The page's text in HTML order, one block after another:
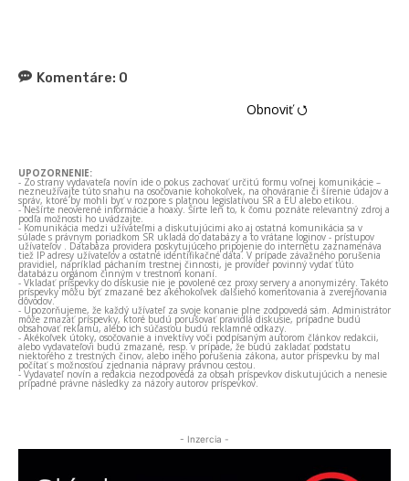
Komentáre: 0
Obnoviť ⭯
UPOZORNENIE:
- Zo strany vydavateľa novín ide o pokus zachovať určitú formu voľnej komunikácie –
nezneužívajte túto snahu na osočovanie kohokoľvek, na ohováranie či šírenie údajov a
správ, ktoré by mohli byť v rozpore s platnou legislatívou SR a EÚ alebo etikou.
- Nešírte neoverené informácie a hoaxy. Šírte len to, k čomu poznáte relevantný zdroj a
podľa možnosti ho uvádzajte.
- Komunikácia medzi užívateľmi a diskutujúcimi ako aj ostatná komunikácia sa v
súlade s právnym poriadkom SR ukladá do databázy a to vrátane loginov - prístupov
užívateľov . Databáza providera poskytujúceho pripojenie do internetu zaznamenáva
tiež IP adresy užívateľov a ostatné identifikačné dáta. V prípade závažného porušenia
pravidiel, napríklad páchaním trestnej činnosti, je provider povinný vydať túto
databázu orgánom činným v trestnom konaní.
- Vkladať príspevky do diskusie nie je povolené cez proxy servery a anonymizéry. Takéto
príspevky môžu byť zmazané bez akéhokoľvek ďalšieho komentovania a zverejňovania
dôvodov.
- Upozorňujeme, že každý užívateľ za svoje konanie plne zodpovedá sám. Administrátor
môže zmazať príspevky, ktoré budú porušovať pravidlá diskusie, prípadne budú
obsahovať reklamu, alebo ich súčasťou budú reklamné odkazy.
- Akékoľvek útoky, osočovanie a invektívy voči podpísaným autorom článkov redakcii,
alebo vydavateľovi budú zmazané, resp. v prípade, že budú zakladať podstatu
niektorého z trestných činov, alebo iného porušenia zákona, autor príspevku by mal
počítať s možnosťou zjednania nápravy právnou cestou.
- Vydavateľ novín a redakcia nezodpovedá za obsah príspevkov diskutujúcich a nenesie
prípadné právne následky za názory autorov príspevkov.
- Inzercia -